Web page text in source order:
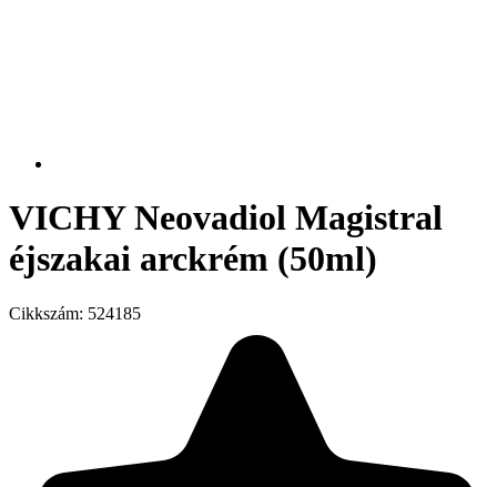
VICHY Neovadiol Magistral
éjszakai arckrém (50ml)
Cikkszám: 524185